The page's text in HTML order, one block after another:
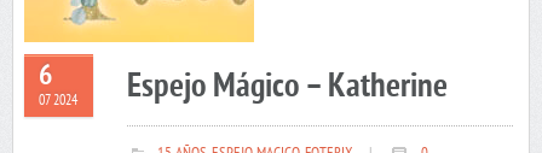
6
07 2024 Espejo Mágico – Katherine